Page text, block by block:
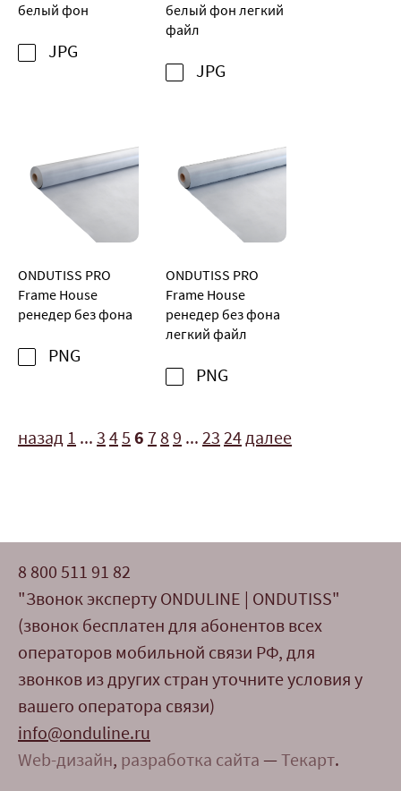
белый фон
JPG
белый фон легкий
файл
JPG
ONDUTISS PRO
Frame House
ренедер без фона
PNG
ONDUTISS PRO
Frame House
ренедер без фона
легкий файл
PNG
назад 1 ... 3 4 5 6 7 8 9 ... 23 24 далее
8 800 511 91 82
"Звонок эксперту ONDULINE | ONDUTISS"
(звонок бесплатен для абонентов всех
операторов мобильной связи РФ, для
звонков из других стран уточните условия у
вашего оператора связи)
info@onduline.ru
Web-дизайн, разработка сайта — Текарт.